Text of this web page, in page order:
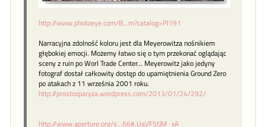
http://www.photoeye.com/B...m?catalog=PI191
Narracyjna zdolność koloru jest dla Meyerowitza nośnikiem
głębokiej emocji. Możemy łatwo się o tym przekonać oglądając
sceny z ruin po Worl Trade Center… Meyerowitz jako jedyny
fotograf dostał całkowity dostęp do upamiętnienia Ground Zero
po atakach z 11 września 2001 roku.
http://prostozparyza.wordpress.com/2013/01/24/292/
http://www.aperture.org/s...66#.UaVFStJM_xA